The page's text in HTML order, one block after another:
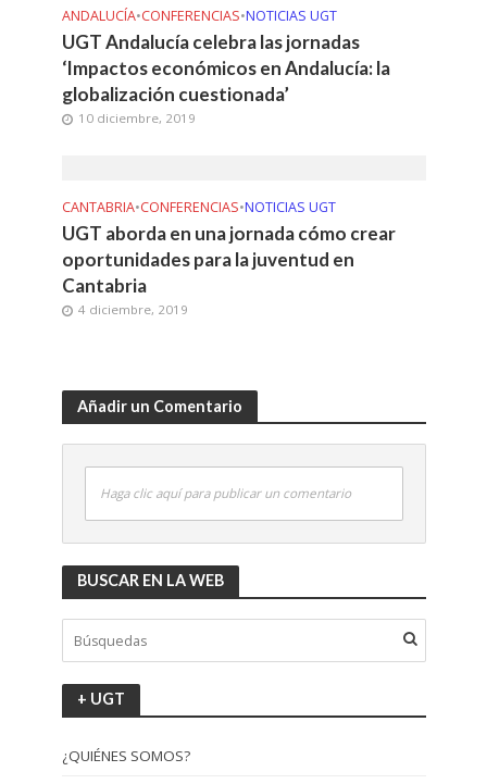
ANDALUCÍA•CONFERENCIAS•NOTICIAS UGT
UGT Andalucía celebra las jornadas
‘Impactos económicos en Andalucía: la
globalización cuestionada’
10 diciembre, 2019
CANTABRIA•CONFERENCIAS•NOTICIAS UGT
UGT aborda en una jornada cómo crear
oportunidades para la juventud en
Cantabria
4 diciembre, 2019
Añadir un Comentario
Haga clic aquí para publicar un comentario
BUSCAR EN LA WEB
+ UGT
¿QUIÉNES SOMOS?